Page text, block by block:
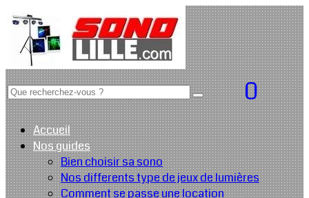
0
Accueil
Nos guides
Bien choisir sa sono
Nos differents type de jeux de lumières
Comment se passe une location